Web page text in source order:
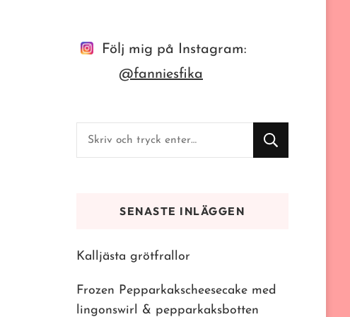
Följ mig på Instagram:
@fanniesfika
Letar
du
SENASTE INLÄGGEN
Kalljästa grötfrallor
Frozen Pepparkakscheesecake med
lingonswirl & pepparkaksbotten